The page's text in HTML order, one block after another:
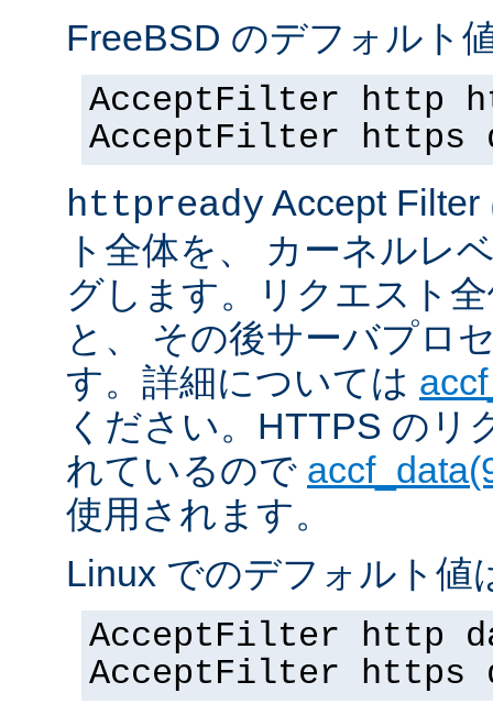
FreeBSD のデフォルト
AcceptFilter http
AcceptFilter https
httpready Accept
ト全体を、 カーネルレ
グします。リクエスト
と、 その後サーバプロ
す。詳細については
ください。HTTPS のリ
れているので
使用されます。
Linux でのデフォルト値
AcceptFilter http
AcceptFilter https